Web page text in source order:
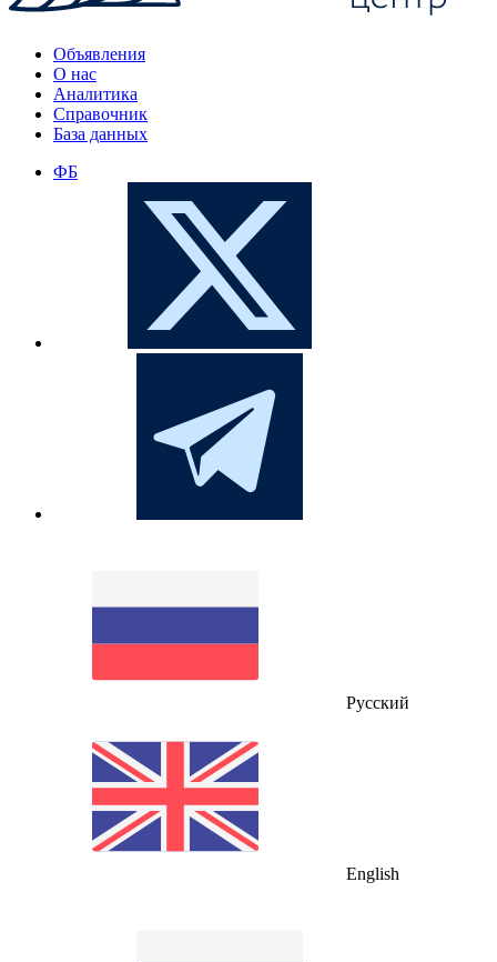
Объявления
О нас
Аналитика
Справочник
База данных
ФБ
Русский
English